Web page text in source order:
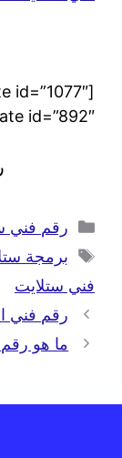
id=”892″]
رقم فني
برمجة
فني ستلايت
رقم فني
ما هو